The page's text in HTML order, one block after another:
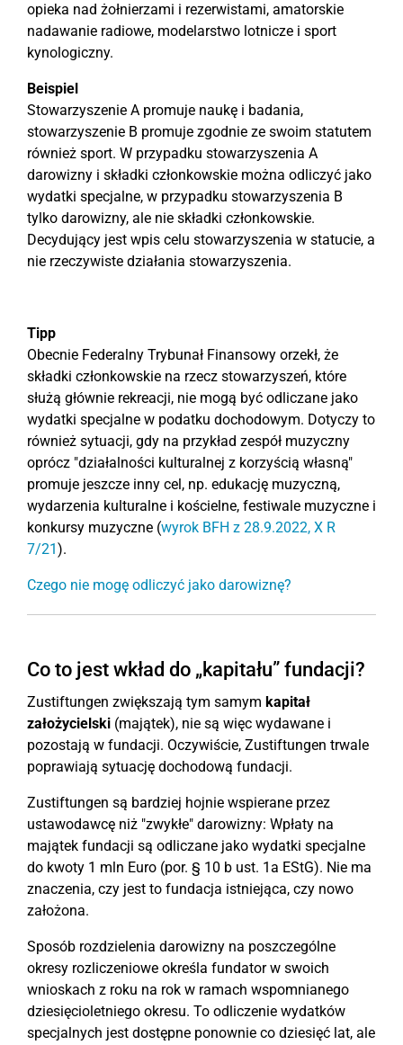
opieka nad żołnierzami i rezerwistami, amatorskie
nadawanie radiowe, modelarstwo lotnicze i sport
kynologiczny.
Beispiel
Stowarzyszenie A promuje naukę i badania,
stowarzyszenie B promuje zgodnie ze swoim statutem
również sport. W przypadku stowarzyszenia A
darowizny i składki członkowskie można odliczyć jako
wydatki specjalne, w przypadku stowarzyszenia B
tylko darowizny, ale nie składki członkowskie.
Decydujący jest wpis celu stowarzyszenia w statucie, a
nie rzeczywiste działania stowarzyszenia.
Tipp
Obecnie Federalny Trybunał Finansowy orzekł, że
składki członkowskie na rzecz stowarzyszeń, które
służą głównie rekreacji, nie mogą być odliczane jako
wydatki specjalne w podatku dochodowym. Dotyczy to
również sytuacji, gdy na przykład zespół muzyczny
oprócz "działalności kulturalnej z korzyścią własną"
promuje jeszcze inny cel, np. edukację muzyczną,
wydarzenia kulturalne i kościelne, festiwale muzyczne i
konkursy muzyczne (wyrok BFH z 28.9.2022, X R
7/21).
Czego nie mogę odliczyć jako darowiznę?
Co to jest wkład do „kapitału” fundacji?
Zustiftungen zwiększają tym samym kapitał
założycielski (majątek), nie są więc wydawane i
pozostają w fundacji. Oczywiście, Zustiftungen trwale
poprawiają sytuację dochodową fundacji.
Zustiftungen są bardziej hojnie wspierane przez
ustawodawcę niż "zwykłe" darowizny: Wpłaty na
majątek fundacji są odliczane jako wydatki specjalne
do kwoty 1 mln Euro (por. § 10 b ust. 1a EStG). Nie ma
znaczenia, czy jest to fundacja istniejąca, czy nowo
założona.
Sposób rozdzielenia darowizny na poszczególne
okresy rozliczeniowe określa fundator w swoich
wnioskach z roku na rok w ramach wspomnianego
dziesięcioletniego okresu. To odliczenie wydatków
specjalnych jest dostępne ponownie co dziesięć lat, ale